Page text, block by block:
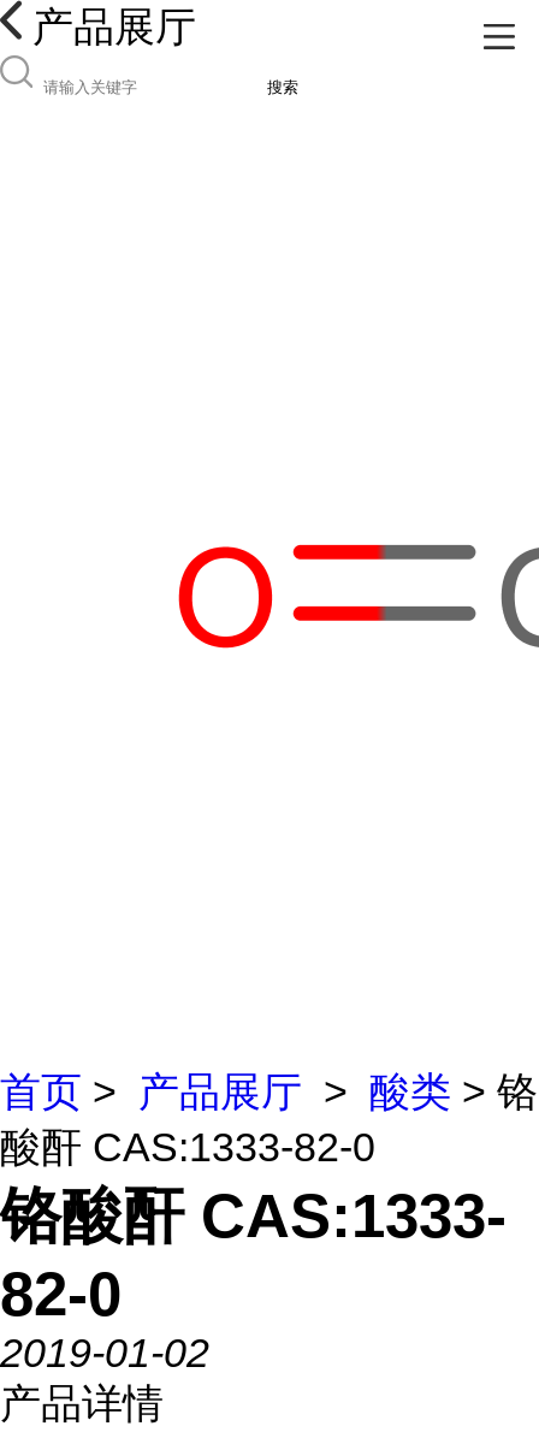
产品展厅
搜索
首页 > 产品展厅 > 酸类 > 铬
酸酐 CAS:1333-82-0
铬酸酐 CAS:1333-
82-0
2019-01-02
产品详情